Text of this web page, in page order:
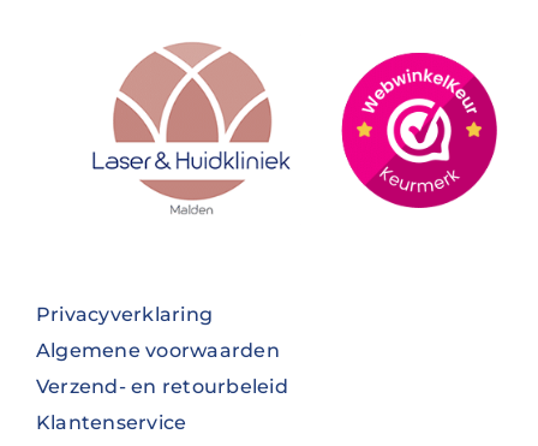
Privacyverklaring
Algemene voorwaarden
Verzend- en retourbeleid
Klantenservice